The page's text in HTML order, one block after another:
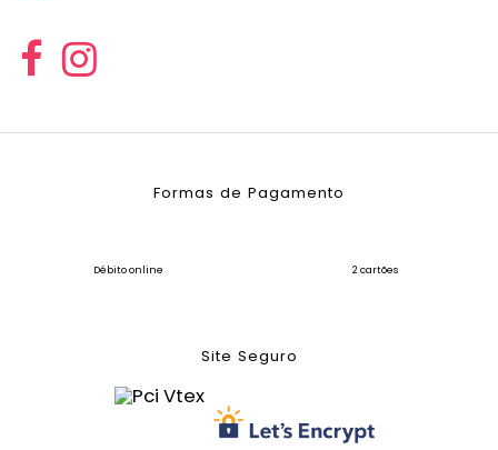
Formas de Pagamento
Débito online 2 cartões
Site Seguro